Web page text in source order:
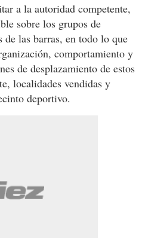
a la autoridad competente,
sobre los grupos de
de las barras, en todo lo que
comportamiento y
de desplazamiento de estos
localidades vendidas y
deportivo.